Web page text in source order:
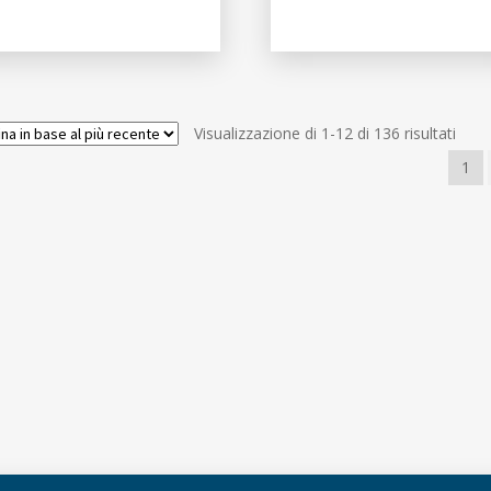
Visualizzazione di 1-12 di 136 risultatiOrdina
in
base
1